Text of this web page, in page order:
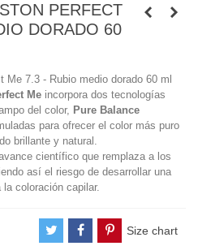
PERFECT
DORADO 60
7.3 - Rubio medio dorado 60 ml
Me incorpora dos tecnologías
del color, Pure Balance
para ofrecer el color más puro
brillante y natural.
científico que remplaza a los
así el riesgo de desarrollar una
la coloración capilar.
Size chart